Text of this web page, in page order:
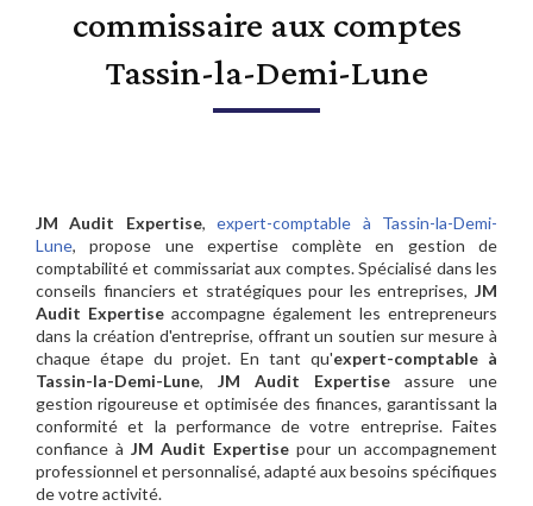
commissaire aux comptes
Tassin-la-Demi-Lune
JM Audit Expertise,expert-comptable à Tassin-la-Demi-
Lune, propose une expertise complète en gestion de
comptabilité et commissariat aux comptes. Spécialisé dans les
conseils financiers et stratégiques pour les entreprises, JM
Audit Expertise accompagne également les entrepreneurs
dans la création d'entreprise, offrant un soutien sur mesure à
chaque étape du projet. En tant qu'expert-comptable à
Tassin-la-Demi-Lune, JM Audit Expertise assure une
gestion rigoureuse et optimisée des finances, garantissant la
conformité et la performance de votre entreprise. Faites
confiance à JM Audit Expertise pour un accompagnement
professionnel et personnalisé, adapté aux besoins spécifiques
de votre activité.